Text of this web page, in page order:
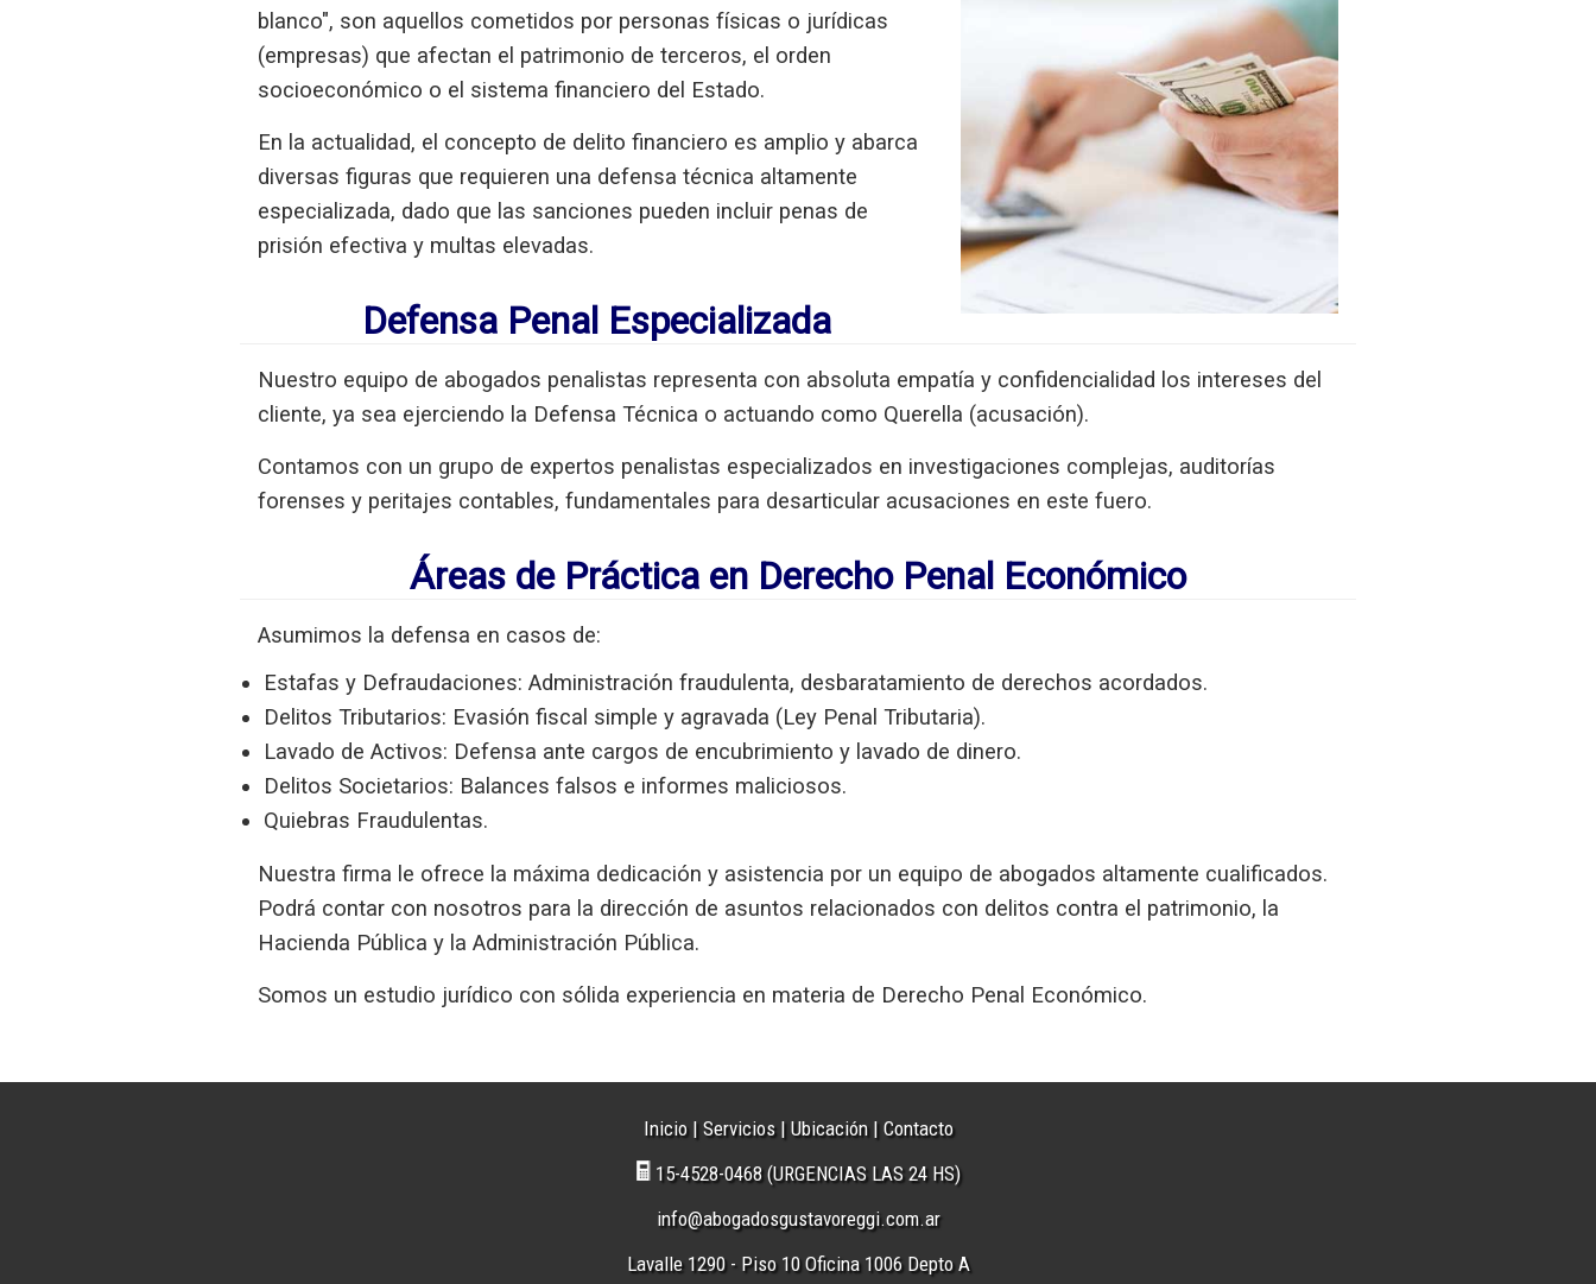
blanco", son aquellos cometidos por personas físicas o jurídicas
(empresas) que afectan el patrimonio de terceros, el orden
socioeconómico o el sistema financiero del Estado.
En la actualidad, el concepto de delito financiero es amplio y abarca
diversas figuras que requieren una defensa técnica altamente
especializada, dado que las sanciones pueden incluir penas de
prisión efectiva y multas elevadas.
Defensa Penal Especializada
Nuestro equipo de abogados penalistas representa con absoluta empatía y confidencialidad los intereses del
cliente, ya sea ejerciendo la Defensa Técnica o actuando como Querella (acusación).
Contamos con un grupo de expertos penalistas especializados en investigaciones complejas, auditorías
forenses y peritajes contables, fundamentales para desarticular acusaciones en este fuero.
Áreas de Práctica en Derecho Penal Económico
Asumimos la defensa en casos de:
Estafas y Defraudaciones: Administración fraudulenta, desbaratamiento de derechos acordados.
Delitos Tributarios: Evasión fiscal simple y agravada (Ley Penal Tributaria).
Lavado de Activos: Defensa ante cargos de encubrimiento y lavado de dinero.
Delitos Societarios: Balances falsos e informes maliciosos.
Quiebras Fraudulentas.
Nuestra firma le ofrece la máxima dedicación y asistencia por un equipo de abogados altamente cualificados.
Podrá contar con nosotros para la dirección de asuntos relacionados con delitos contra el patrimonio, la
Hacienda Pública y la Administración Pública.
Somos un estudio jurídico con sólida experiencia en materia de Derecho Penal Económico.
Inicio| Servicios| Ubicación| Contacto
15-4528-0468 (URGENCIAS LAS 24 HS)
info@abogadosgustavoreggi.com.ar
Lavalle 1290 - Piso 10 Oficina 1006 Depto A